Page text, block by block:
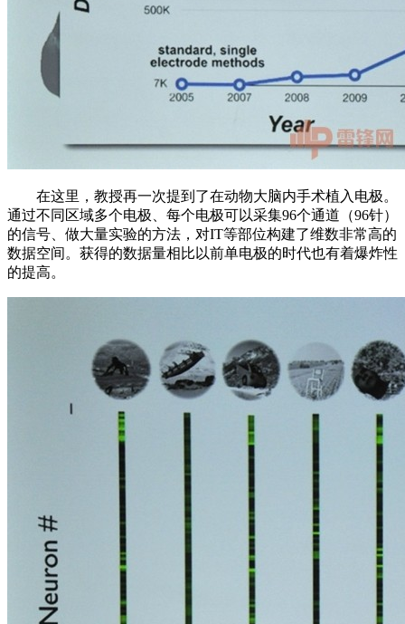
在这里，教授再一次提到了在动物大脑内手术植入电极。
通过不同区域多个电极、每个电极可以采集96个通道（96针）
的信号、做大量实验的方法，对IT等部位构建了维数非常高的
数据空间。获得的数据量相比以前单电极的时代也有着爆炸性
的提高。